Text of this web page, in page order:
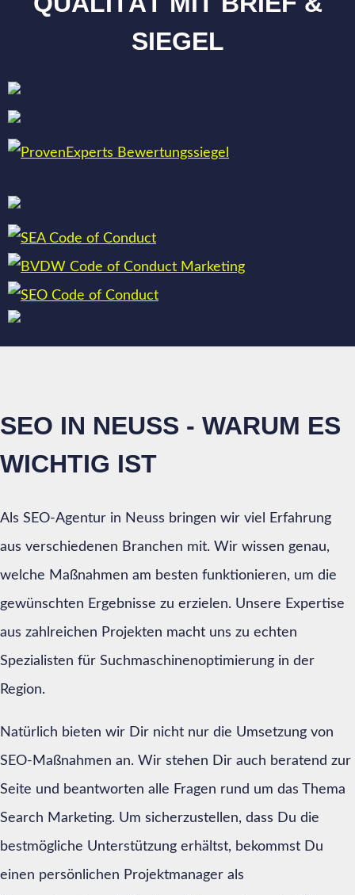
SIEGEL
SEO IN NEUSS - WARUM ES
WICHTIG IST
Als SEO-Agentur in Neuss bringen wir viel Erfahrung
aus verschiedenen Branchen mit. Wir wissen genau,
welche Maßnahmen am besten funktionieren, um die
gewünschten Ergebnisse zu erzielen. Unsere Expertise
aus zahlreichen Projekten macht uns zu echten
Spezialisten für Suchmaschinenoptimierung in der
Region.
Natürlich bieten wir Dir nicht nur die Umsetzung von
SEO-Maßnahmen an. Wir stehen Dir auch beratend zur
Seite und beantworten alle Fragen rund um das Thema
Search Marketing. Um sicherzustellen, dass Du die
bestmögliche Unterstützung erhältst, bekommst Du
einen persönlichen Projektmanager als